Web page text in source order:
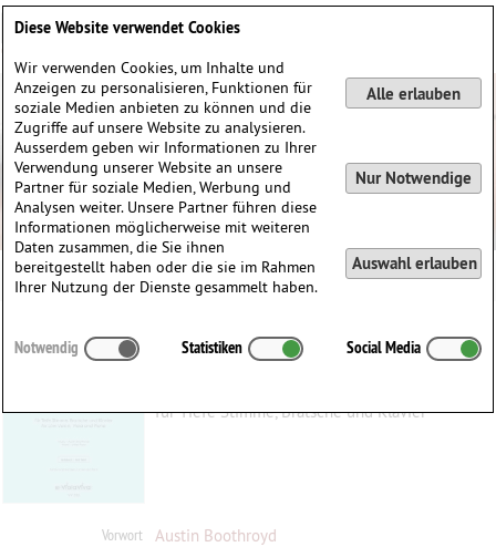
Three Songs from Dawn to Noon
für Tiefe Stimme, Bratsche und Klavier
Vorwort Austin Boothroyd
Diese Website verwendet Cookies
Wir verwenden Cookies, um Inhalte und
Anzeigen zu personalisieren, Funktionen für
soziale Medien anbieten zu können und die
Zugriffe auf unsere Website zu analysieren.
Ausserdem geben wir Informationen zu Ihrer
Verwendung unserer Website an unsere
Partner für soziale Medien, Werbung und
Analysen weiter. Unsere Partner führen diese
Informationen möglicherweise mit weiteren
Daten zusammen, die Sie ihnen
bereitgestellt haben oder die sie im Rahmen
Ihrer Nutzung der Dienste gesammelt haben.
Alle erlauben
Nur Notwendige
Auswahl erlauben
Notwendig Statistiken Social Media